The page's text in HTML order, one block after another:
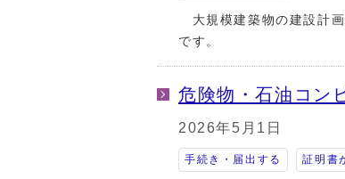
大規模建築物の建設計画
です。
危険物・石油コン
2026年5月1日
手続き・届出する 証明書